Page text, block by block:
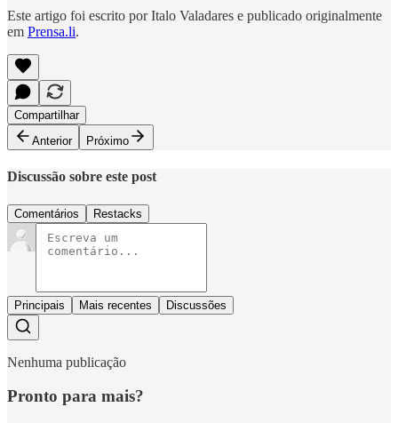
Este artigo foi escrito por Italo Valadares e publicado originalmente
em Prensa.li.
Compartilhar
Anterior
Próximo
Discussão sobre este post
Comentários Restacks
Principais Mais recentes Discussões
Nenhuma publicação
Pronto para mais?